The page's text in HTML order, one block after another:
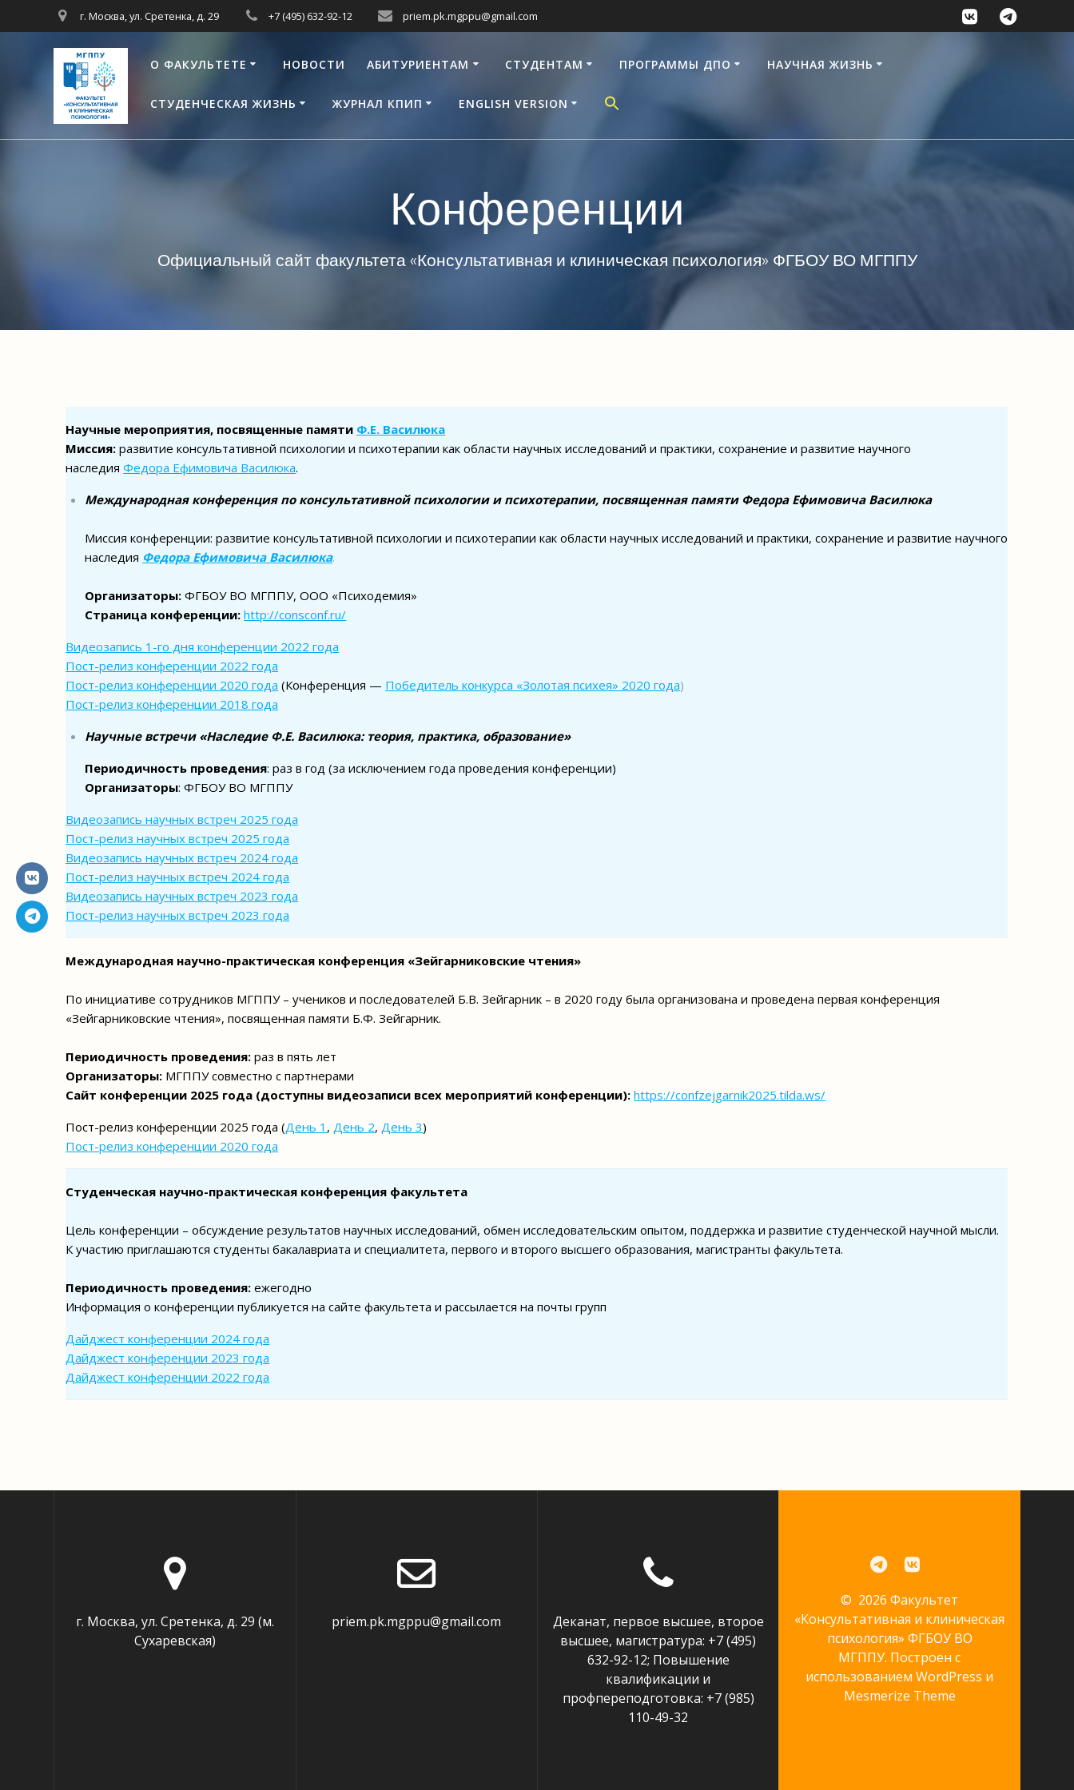
к
контенту
г. Москва, ул. Сретенка, д. 29 +7 (495) 632-92-12 priem.pk.mgppu@gmail.com
О ФАКУЛЬТЕТЕ НОВОСТИ АБИТУРИЕНТАМ СТУДЕНТАМ ПРОГРАММЫ ДПО НАУЧНАЯ ЖИЗНЬ
СТУДЕНЧЕСКАЯ ЖИЗНЬ ЖУРНАЛ КПИП ENGLISH VERSION
Конференции
Официальный сайт факультета «Консультативная и клиническая психология» ФГБОУ ВО МГППУ
Научные мероприятия, посвященные памяти Ф.Е. Василюка
Миссия: развитие консультативной психологии и психотерапии как области научных исследований и практики, сохранение и развитие научного
наследия Федора Ефимовича Василюка.
Международная конференция по консультативной психологии и психотерапии, посвященная памяти Федора Ефимовича Василюка
Миссия конференции: развитие консультативной психологии и психотерапии как области научных исследований и практики, сохранение и развитие научного
наследия Федора Ефимовича Василюка.
Организаторы: ФГБОУ ВО МГППУ, ООО «Психодемия»
Страница конференции: http://consconf.ru/
Видеозапись 1-го дня конференции 2022 года
Пост-релиз конференции 2022 года
Пост-релиз конференции 2020 года (Конференция — Победитель конкурса «Золотая психея» 2020 года)
Пост-релиз конференции 2018 года
Научные встречи «Наследие Ф.Е. Василюка: теория, практика, образование»
Периодичность проведения: раз в год (за исключением года проведения конференции)
Организаторы: ФГБОУ ВО МГППУ
Видеозапись научных встреч 2025 года
Пост-релиз научных встреч 2025 года
Видеозапись научных встреч 2024 года
Пост-релиз научных встреч 2024 года
Видеозапись научных встреч 2023 года
Пост-релиз научных встреч 2023 года
Международная научно-практическая конференция «Зейгарниковские чтения»
По инициативе сотрудников МГППУ – учеников и последователей Б.В. Зейгарник – в 2020 году была организована и проведена первая конференция
«Зейгарниковские чтения», посвященная памяти Б.Ф. Зейгарник.
Периодичность проведения: раз в пять лет
Организаторы: МГППУ совместно с партнерами
Сайт конференции 2025 года (доступны видеозаписи всех мероприятий конференции): https://confzejgarnik2025.tilda.ws/
Пост-релиз конференции 2025 года (День 1 , День 2, День 3)
Пост-релиз конференции 2020 года
Студенческая научно-практическая конференция факультета
Цель конференции – обсуждение результатов научных исследований, обмен исследовательским опытом, поддержка и развитие студенческой научной мысли.
К участию приглашаются студенты бакалавриата и специалитета, первого и второго высшего образования, магистранты факультета.
Периодичность проведения:ежегодно
Информация о конференции публикуется на сайте факультета и рассылается на почты групп
Дайджест конференции 2024 года
Дайджест конференции 2023 года
Дайджест конференции 2022 года
г. Москва, ул. Сретенка, д. 29 (м.
Сухаревская)
priem.pk.mgppu@gmail.com
Деканат, первое высшее, второе
высшее, магистратура: +7 (495)
632-92-12; Повышение
квалификации и
профпереподготовка: +7 (985)
110-49-32
© 2026 Факультет
«Консультативная и клиническая
психология» ФГБОУ ВО
МГППУ. Построен с
использованием WordPress и
Mesmerize Theme